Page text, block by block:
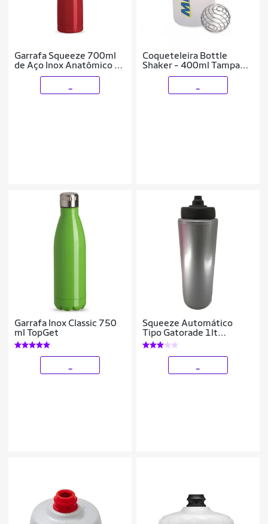
Garrafa Squeeze 700ml
de Aço Inox Anatômico C/
Tampa Metal
Coqueteleira Bottle
Shaker - 400ml Tampa
Azul - MHP
Garrafa Inox Classic 750
ml TopGet
Squeeze Automático
Tipo Gatorade 1lt
Rythmoon s/ logo
Branco/Laranja